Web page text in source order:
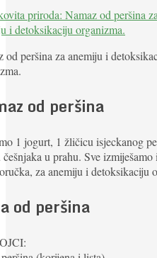
od peršina za anemiju i
od peršina
1 jogurt, 1 žličicu isjeckanog
u prahu. Sve izmiješamo
za anemiju i detoksikaciju
od peršina